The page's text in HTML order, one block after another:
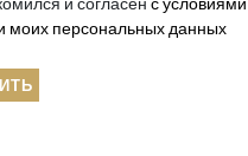
моих персональных данных